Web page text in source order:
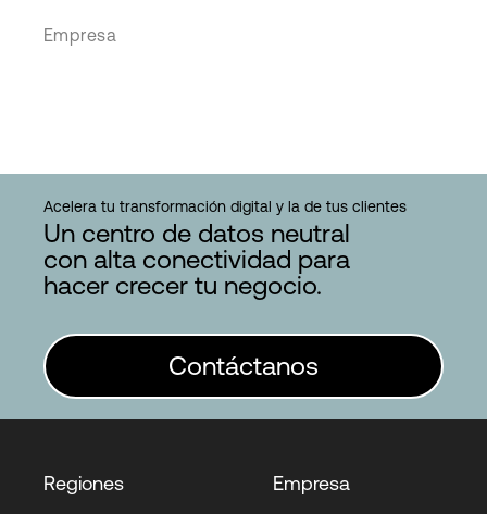
Empresa
Acelera tu transformación digital y la de tus clientes
Un centro de datos neutral
con alta conectividad para
hacer crecer tu negocio.
Contáctanos
Regiones Empresa